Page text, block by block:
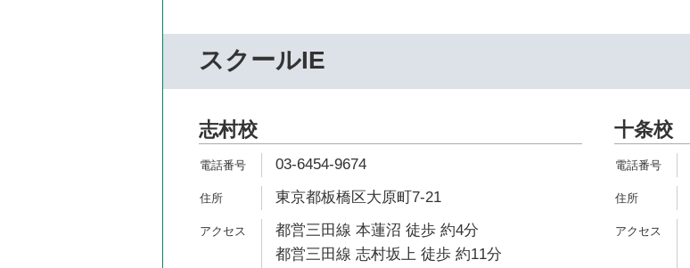
スクールIE
志村校
03-6454-9674
東京都板橋区大原町7-21
都営三田線 本蓮沼 徒歩 約4分
都営三田線 志村坂上 徒歩 約11分
十条校